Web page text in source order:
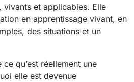
et applicables. Elle
en apprentissage vivant, en
des situations et un
qu’est réellement une
elle est devenue